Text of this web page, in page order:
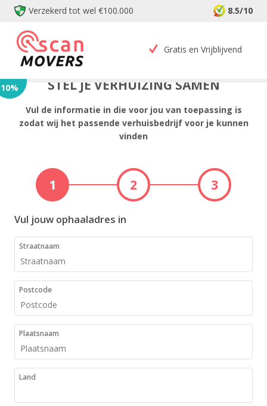
Verzekerd tot wel €100.000 8.5/10
Gratis en Vrijblijvend
10% STEL JE VERHUIZING SAMEN
Vul de informatie in die voor jou van toepassing is
zodat wij het passende verhuisbedrijf voor je kunnen
vinden
1 2 3
Vul jouw ophaaladres in
Straatnaam
Postcode
Plaatsnaam
Land